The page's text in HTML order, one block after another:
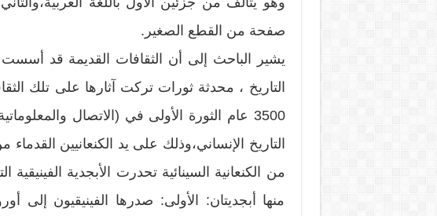
صفحة من القطع الصغير.
يشير الباحث إلى أن الثقافات القديمة قد
التاريخ ، محدثة ثورات تركت آثارها على تلك
3500 عام الثورة الأولى في (الاتصال
التاريخ الإنساني،وذلك على يد الكنعانيين
من الكنعانية السينائية تحدرت الأبجدية الفينيقية
منها أبجديتان: الأولى: صدرها الفينيقيون إلى